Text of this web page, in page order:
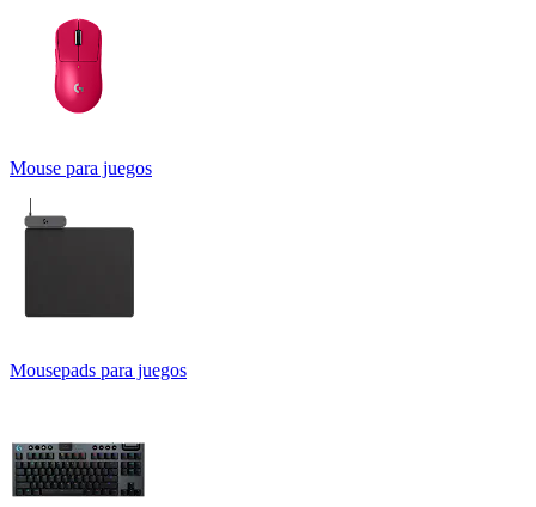
Mouse para juegos
Mousepads para juegos